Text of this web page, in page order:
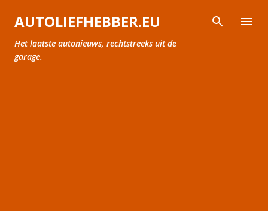
Doorgaan naar hoofdcontent
AUTOLIEFHEBBER.EU
Het laatste autonieuws, rechtstreeks uit de
garage.